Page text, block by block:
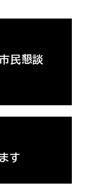
民懇談
す